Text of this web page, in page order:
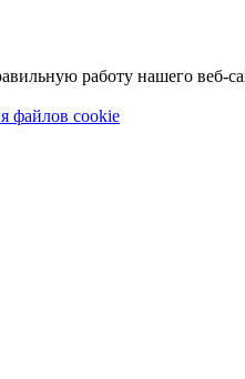
работу нашего веб-
файлов cookie